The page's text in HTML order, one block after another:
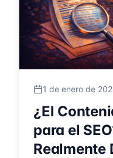
1 de enero de
¿El
para el
Realmente